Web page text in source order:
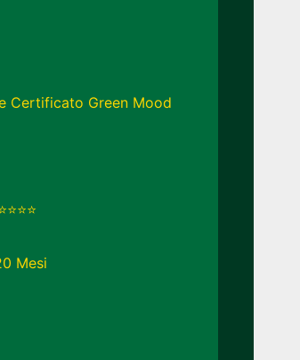
Certificato Green Mood
Mesi